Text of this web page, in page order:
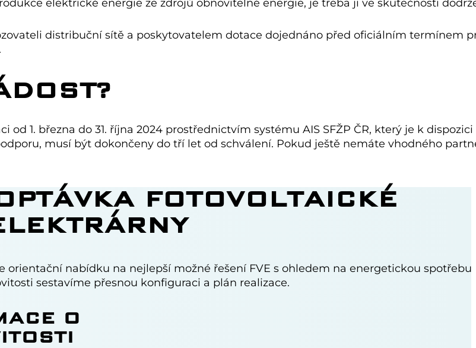
elektrické energie ze zdrojů obnovitelné energie, je třeba ji ve skutečnosti
distribuční sítě a poskytovatelem dotace dojednáno před oficiálním termínem
1. března do 31. října 2024 prostřednictvím systému AIS SFŽP ČR, který je k dispozici
musí být dokončeny do tří let od schválení. Pokud ještě nemáte vhodného
FOTOVOLTAICKÉ
orientační nabídku na nejlepší možné řešení FVE s ohledem na energetickou spotřebu
sestavíme přesnou konfiguraci a plán realizace.
O